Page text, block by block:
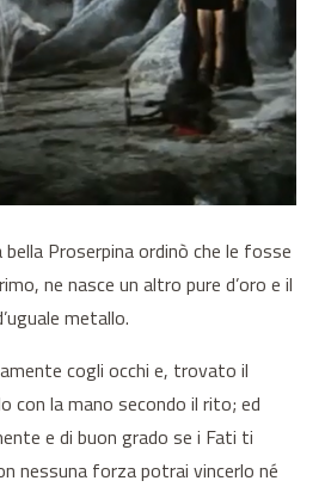
Proserpina ordinò che le fosse
ne nasce un altro pure d’oro e il
metallo.
cogli occhi e, trovato il
con la mano secondo il rito; ed
e di buon grado se i Fati ti
nessuna forza potrai vincerlo né